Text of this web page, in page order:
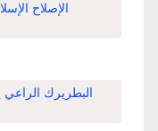
الإصلاح
البطريرك